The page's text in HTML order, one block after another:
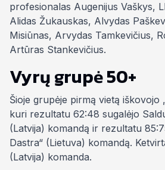
profesionalas Augenijus Vaškys,
Alidas Žukauskas, Alvydas
Misiūnas, Arvydas Tamkevičius,
Artūras Stankevičius.
Vyrų grupė 50+
Šioje grupėje pirmą vietą iškovojo
kuri rezultatu 62:48 sugalėjo
(Latvija) komandą ir rezultatu
Dastra“ (Lietuva) komandą.
(Latvija) komanda.